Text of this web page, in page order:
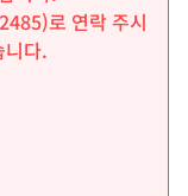
로 연락 주시
니다.